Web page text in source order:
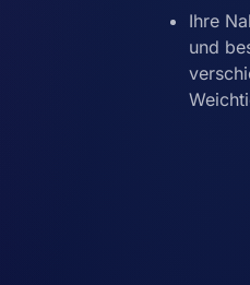
Ihre
und